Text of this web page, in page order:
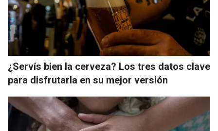
¿Servís bien la cerveza? Los tres datos clave
para disfrutarla en su mejor versión